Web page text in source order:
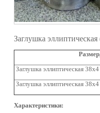
Заглушка
Заглушка эллиптическая 38х4
Заглушка эллиптическая
Характеристики: